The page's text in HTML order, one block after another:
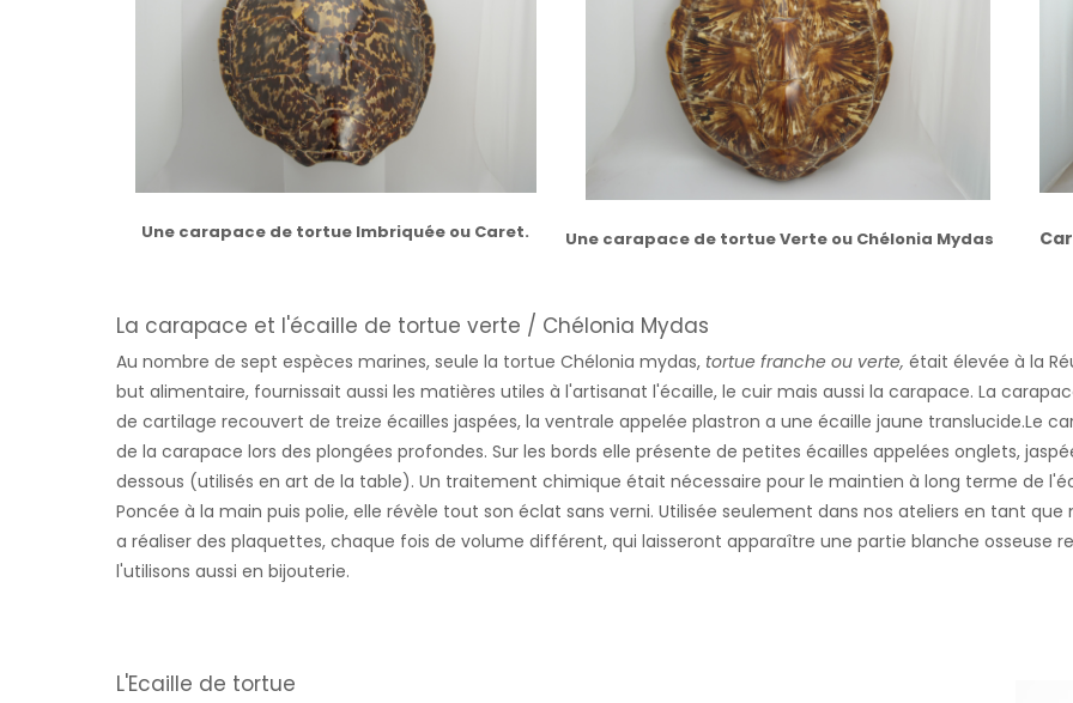
Une carapace de tortue Imbriquée ou Caret. Une carapace de tortue Verte ou Chélonia Mydas
La carapace et l'écaille de tortue verte / Chélonia Mydas
Au nombre de sept espèces marines, seule la tortue Chélonia mydas, tortue franche ou verte, était élevée à la
but alimentaire, fournissait aussi les matières utiles à l'artisanat l'écaille, le cuir mais aussi la carapace. La
de cartilage recouvert de treize écailles jaspées, la ventrale appelée plastron a une écaille jaune translucide.Le
de la carapace lors des plongées profondes. Sur les bords elle présente de petites écailles appelées onglets,
dessous (utilisés en art de la table). Un traitement chimique était nécessaire pour le maintien à long terme de
Poncée à la main puis polie, elle révèle tout son éclat sans verni. Utilisée seulement dans nos ateliers en tant
a réaliser des plaquettes, chaque fois de volume différent, qui laisseront apparaître une partie blanche osseuse
l'utilisons aussi en bijouterie.
L'Ecaille de tortue